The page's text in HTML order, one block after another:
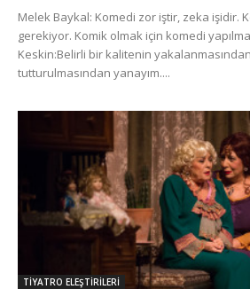
Melek Baykal: Komedi zor iştir, zeka işidir.
gerekiyor. Komik olmak için komedi
Keskin:Belirli bir kalitenin
tutturulmasından yanayım....
TİYATRO ELEŞTİRİLERİ